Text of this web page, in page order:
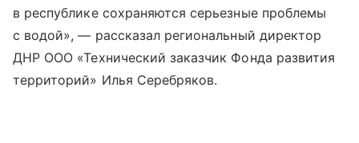
в республике сохраняются серьезные проблемы
с водой», — рассказал региональный директор
ДНР ООО «Технический заказчик Фонда развития
территорий» Илья Серебряков.